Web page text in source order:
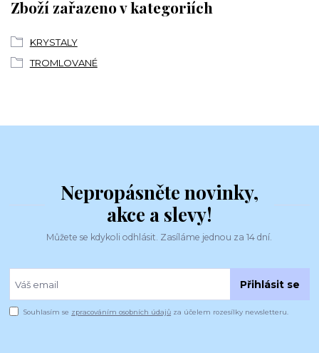
Zboží zařazeno v kategoriích
KRYSTALY
TROMLOVANÉ
Nepropásněte novinky,
akce a slevy!
Můžete se kdykoli odhlásit. Zasíláme jednou za 14 dní.
Přihlásit se
Souhlasím se zpracováním osobních údajů za účelem rozesílky newsletteru.